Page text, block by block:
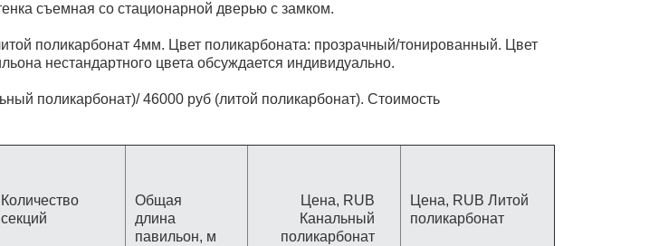
съемная со стационарной дверью с замком.
поликарбонат 4мм. Цвет поликарбоната: прозрачный/тонированный. Цвет
нестандартного цвета обсуждается индивидуально.
поликарбонат)/ 46000 руб (литой поликарбонат). Стоимость
Количество
секций
Общая
длина
павильон, м
Цена, RUB
Канальный
поликарбонат
Цена, RUB Литой
поликарбонат